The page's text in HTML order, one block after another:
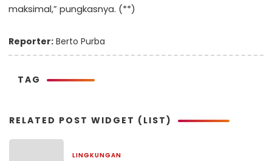
maksimal,” pungkasnya. (**)
Reporter: Berto Purba
TAG
RELATED POST WIDGET (LIST)
LINGKUNGAN